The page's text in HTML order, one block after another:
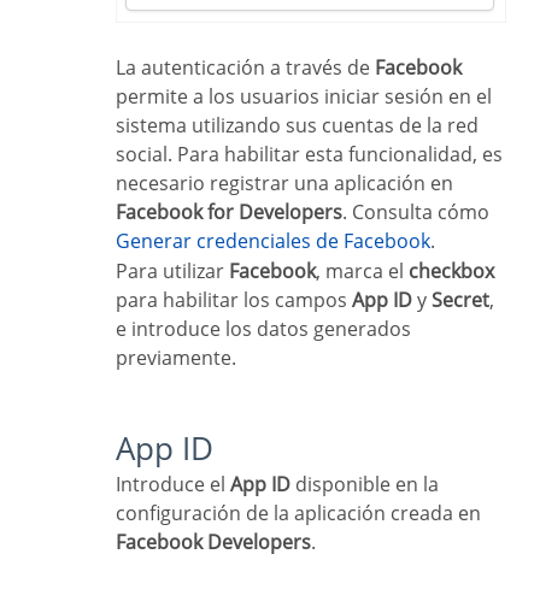
La autenticación a través de Facebook
permite a los usuarios iniciar sesión en el
sistema utilizando sus cuentas de la red
social. Para habilitar esta funcionalidad, es
necesario registrar una aplicación en
Facebook for Developers. Consulta cómo
Generar credenciales de Facebook.
Para utilizar Facebook, marca el checkbox
para habilitar los campos App IDySecret,
e introduce los datos generados
previamente.
App ID
Introduce el App ID disponible en la
configuración de la aplicación creada en
Facebook Developers.